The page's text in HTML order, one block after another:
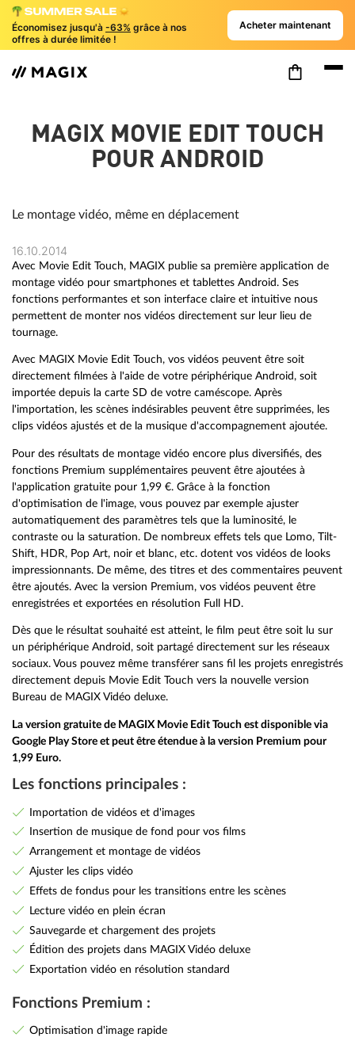
Économisez jusqu'à -63% grâce à nos
offres à durée limitée !
Acheter maintenant
MAGIX MOVIE EDIT TOUCH
POUR ANDROID
Le montage vidéo, même en déplacement
16.10.2014
Avec Movie Edit Touch, MAGIX publie sa première application de
montage vidéo pour smartphones et tablettes Android. Ses
fonctions performantes et son interface claire et intuitive nous
permettent de monter nos vidéos directement sur leur lieu de
tournage.
Avec MAGIX Movie Edit Touch, vos vidéos peuvent être soit
directement filmées à l'aide de votre périphérique Android, soit
importée depuis la carte SD de votre caméscope. Après
l'importation, les scènes indésirables peuvent être supprimées, les
clips vidéos ajustés et de la musique d'accompagnement ajoutée.
Pour des résultats de montage vidéo encore plus diversifiés, des
fonctions Premium supplémentaires peuvent être ajoutées à
l'application gratuite pour 1,99 €. Grâce à la fonction
d'optimisation de l'image, vous pouvez par exemple ajuster
automatiquement des paramètres tels que la luminosité, le
contraste ou la saturation. De nombreux effets tels que Lomo, Tilt-
Shift, HDR, Pop Art, noir et blanc, etc. dotent vos vidéos de looks
impressionnants. De même, des titres et des commentaires peuvent
être ajoutés. Avec la version Premium, vos vidéos peuvent être
enregistrées et exportées en résolution Full HD.
Dès que le résultat souhaité est atteint, le film peut être soit lu sur
un périphérique Android, soit partagé directement sur les réseaux
sociaux. Vous pouvez même transférer sans fil les projets enregistrés
directement depuis Movie Edit Touch vers la nouvelle version
Bureau de MAGIX Vidéo deluxe.
La version gratuite de MAGIX Movie Edit Touch est disponible via
Google Play Store et peut être étendue à la version Premium pour
1,99 Euro.
Les fonctions principales :
Importation de vidéos et d'images
Insertion de musique de fond pour vos films
Arrangement et montage de vidéos
Ajuster les clips vidéo
Effets de fondus pour les transitions entre les scènes
Lecture vidéo en plein écran
Sauvegarde et chargement des projets
Édition des projets dans MAGIX Vidéo deluxe
Exportation vidéo en résolution standard
Fonctions Premium :
Optimisation d'image rapide